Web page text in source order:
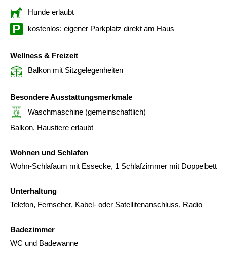
Hunde erlaubt
kostenlos: eigener Parkplatz direkt am Haus
Wellness & Freizeit
Balkon mit Sitzgelegenheiten
Besondere Ausstattungsmerkmale
Waschmaschine (gemeinschaftlich)
Balkon, Haustiere erlaubt
Wohnen und Schlafen
Wohn-Schlafaum mit Essecke, 1 Schlafzimmer mit Doppelbett
Unterhaltung
Telefon, Fernseher, Kabel- oder Satellitenanschluss, Radio
Badezimmer
WC und Badewanne